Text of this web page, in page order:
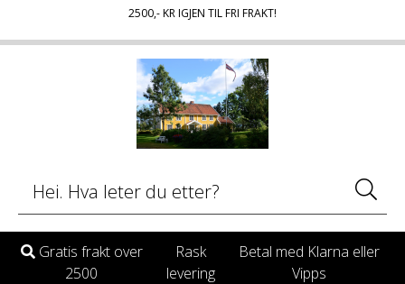
2500,- KR IGJEN TIL FRI FRAKT!
Gratis frakt over
2500
Rask
levering
Betal med Klarna eller
Vipps